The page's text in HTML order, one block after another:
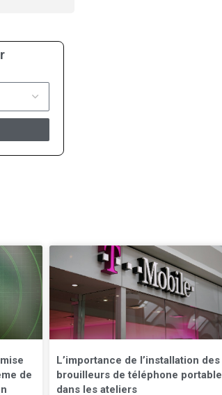
de
L’importance de l’installation des
brouilleurs de téléphone portable
dans les ateliers